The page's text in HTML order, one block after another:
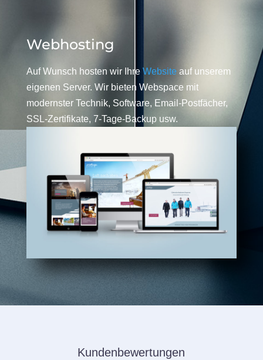
Webhosting
Auf Wunsch hosten wir Ihre Website auf unserem
eigenen Server. Wir bieten Webspace mit
modernster Technik, Software, Email-Postfächer,
SSL-Zertifikate, 7-Tage-Backup usw.
Kundenbewertungen